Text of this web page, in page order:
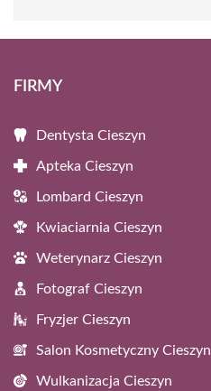
FIRMY
Dentysta Cieszyn
Apteka Cieszyn
Lombard Cieszyn
Kwiaciarnia Cieszyn
Weterynarz Cieszyn
Fotograf Cieszyn
Fryzjer Cieszyn
Salon Kosmetyczny Cieszyn
Wulkanizacja Cieszyn